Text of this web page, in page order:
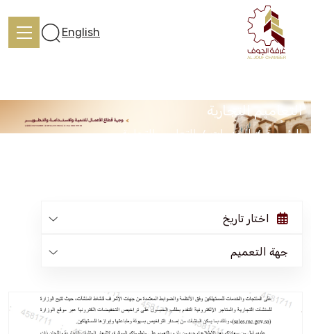
الخدمات
المركز الإعلامي
English
التعاميم التجارية
الرئيسية الخدمات التعاميم التجارية
اختار تاريخ
جهة التعميم